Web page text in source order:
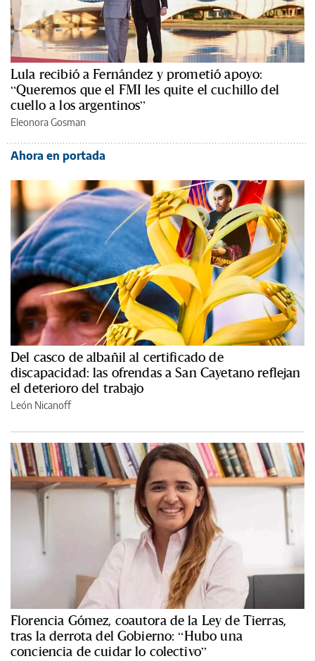
Lula recibió a Fernández y prometió apoyo:
“Queremos que el FMI les quite el cuchillo del
cuello a los argentinos”
Eleonora Gosman
Ahora en portada
Del casco de albañil al certificado de
discapacidad: las ofrendas a San Cayetano reflejan
el deterioro del trabajo
León Nicanoff
Florencia Gómez, coautora de la Ley de Tierras,
tras la derrota del Gobierno: “Hubo una
conciencia de cuidar lo colectivo”